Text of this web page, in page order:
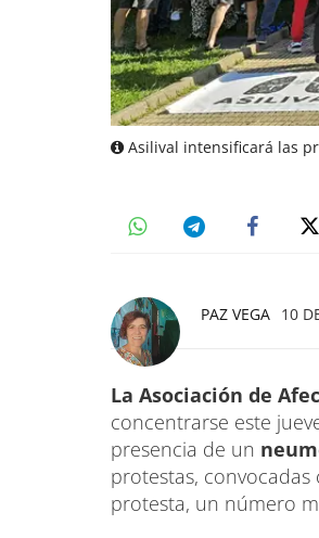
Asilival intensificará las
PAZ VEGA 10
La Asociación de
concentrarse este
presencia de un
protestas, convocadas
protesta, un número